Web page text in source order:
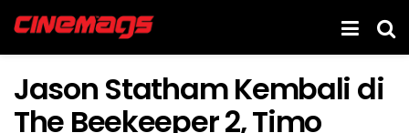
Jason Statham Kembali di
The Beekeeper 2, Timo